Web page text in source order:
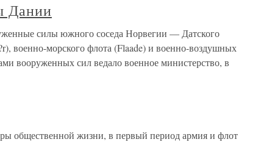
Дании
силы южного соседа Норвегии — Датского
военно-морского флота (Flaade) и военно-воздушных
вооруженных сил ведало военное министерство, в
общественной жизни, в первый период армия и флот